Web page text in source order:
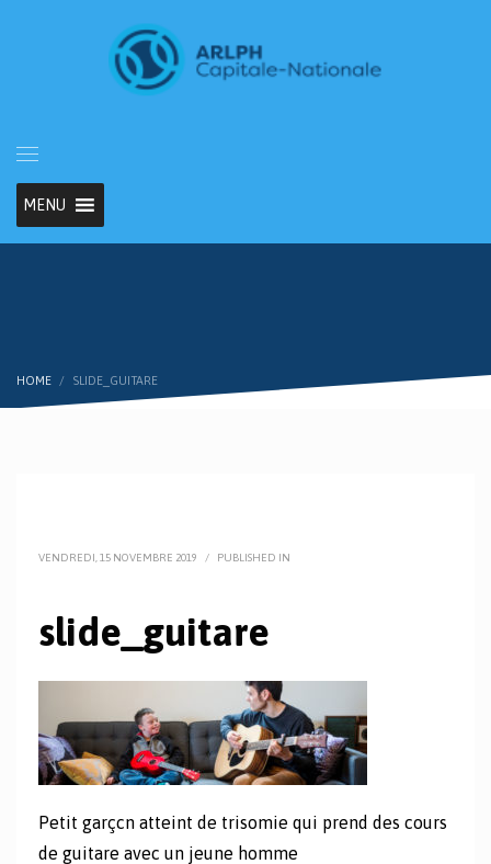
MENU
HOME SLIDE_GUITARE
VENDREDI, 15 NOVEMBRE 2019 / PUBLISHED IN
slide_guitare
Petit garçcn atteint de trisomie qui prend des cours
de guitare avec un jeune homme